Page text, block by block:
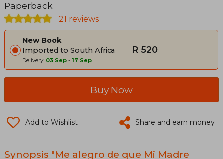
Paperback
21 reviews
New Book
Imported to South Africa
Delivery: 03 Sep - 17 Sep
R 520
Buy Now
Add to Wishlist Share and earn money
Synopsis "Me alegro de que Mi Madre